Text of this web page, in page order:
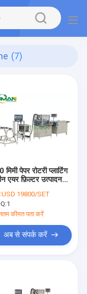
(7)
मिमी पेपर रोटरी प्लाटिंग
एयर फ़िल्टर उत्पादन
USD 19800/SET
1
कीमत पता करें
अब से संपर्क करें